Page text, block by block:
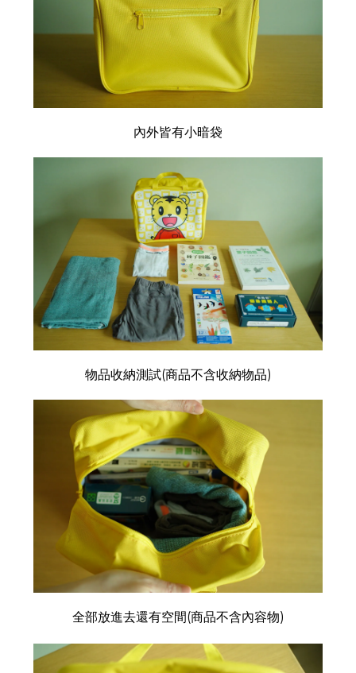
內外皆有小暗袋
物品收納測試(商品不含收納物品)
全部放進去還有空間(商品不含內容物)